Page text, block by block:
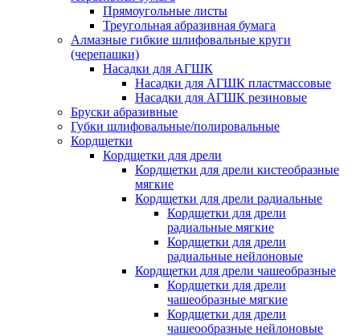
Прямоугольные листы
Треугольная абразивная бумага
Алмазные гибкие шлифовальные круги
(черепашки)
Насадки для АГШК
Насадки для АГШК пластмассовые
Насадки для АГШК резиновые
Бруски абразивные
Губки шлифовальные/полировальные
Кордщетки
Кордщетки для дрели
Кордщетки для дрели кистеобразные
мягкие
Кордщетки для дрели радиальные
Кордщетки для дрели
радиальные мягкие
Кордщетки для дрели
радиальные нейлоновые
Кордщетки для дрели чашеобразные
Кордщетки для дрели
чашеобразные мягкие
Кордщетки для дрели
чашеообразные нейлоновые